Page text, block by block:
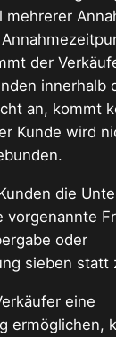
mehrerer
der
innerhalb
an, kommt
Kunde wird
die
vorgenannte
oder
sieben statt
eine
ermöglichen,